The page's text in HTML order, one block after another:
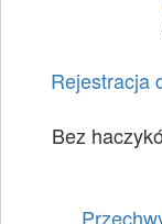
Rejestracja
Bez